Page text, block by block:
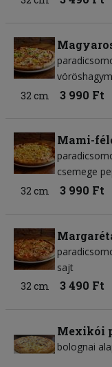
32 cm
3 990 Ft
Mami-
csemege
32 cm
3 990 Ft
sajt
32 cm
3 490 Ft
Mexikói
bolognai